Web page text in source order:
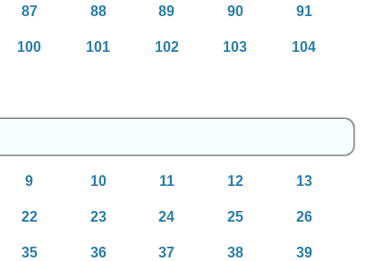
87 88 89 90 91
100 101 102 103 104
9 10 11 12 13
22 23 24 25 26
35 36 37 38 39